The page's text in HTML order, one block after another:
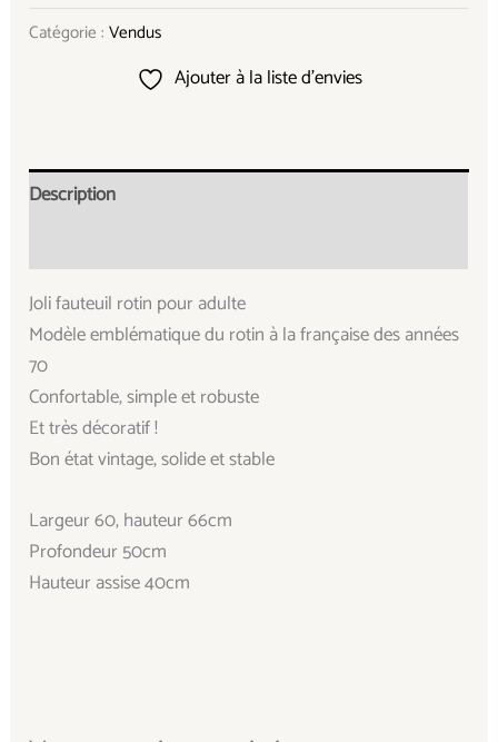
Catégorie :Vendus
Ajouter à la liste d’envies
Description
Joli fauteuil rotin pour adulte
Modèle emblématique du rotin à la française des années
70
Confortable, simple et robuste
Et très décoratif !
Bon état vintage, solide et stable
Largeur 60, hauteur 66cm
Profondeur 50cm
Hauteur assise 40cm